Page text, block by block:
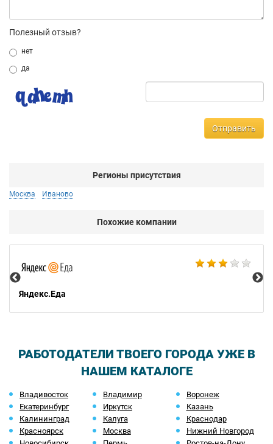
Полезный отзыв?
нет
да
Отправить
Регионы присутствия
Москва Иваново
Похожие компании
Яндекс.Еда
РАБОТОДАТЕЛИ ТВОЕГО ГОРОДА УЖЕ В
НАШЕМ КАТАЛОГЕ
Владивосток Владимир
Воронеж
Екатеринбург
Иркутск
Казань
Калининград
Калуга
Краснодар
Красноярск
Москва
Нижний Новгород